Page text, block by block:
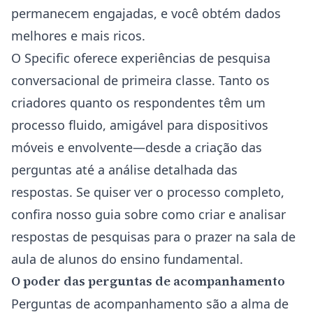
permanecem engajadas, e você obtém dados
melhores e mais ricos.
O Specific oferece experiências de pesquisa
conversacional de primeira classe. Tanto os
criadores quanto os respondentes têm um
processo fluido, amigável para dispositivos
móveis e envolvente—desde a criação das
perguntas até a análise detalhada das
respostas. Se quiser ver o processo completo,
confira nosso guia sobre como criar e analisar
respostas de pesquisas para o prazer na sala de
aula de alunos do ensino fundamental.
O poder das perguntas de acompanhamento
Perguntas de acompanhamento são a alma de